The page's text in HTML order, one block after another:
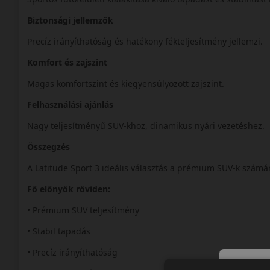
Biztonsági jellemzők
Precíz irányíthatóság és hatékony fékteljesítmény jellemzi.
Komfort és zajszint
Magas komfortszint és kiegyensúlyozott zajszint.
Felhasználási ajánlás
Nagy teljesítményű SUV-khoz, dinamikus nyári vezetéshez.
Összegzés
A Latitude Sport 3 ideális választás a prémium SUV-k
Fő előnyök röviden:
• Prémium SUV teljesítmény
• Stabil tapadás
• Precíz irányíthatóság